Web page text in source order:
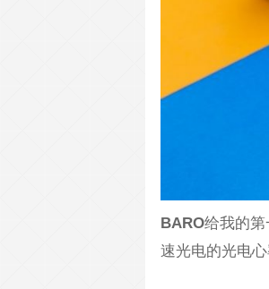
BARO给我的
速光电的光电心